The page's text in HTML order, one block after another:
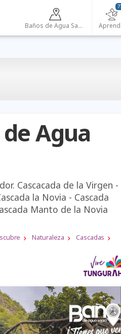
Baños de Agua Santa
Agua
Cascacada de la Virgen -
la Novia - Cascada
Manto de la Novia
Naturaleza Cascadas